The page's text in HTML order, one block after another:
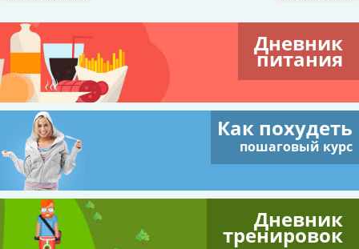
Дневник
питания
Как похудеть
пошаговый курс
Дневник
тренировок